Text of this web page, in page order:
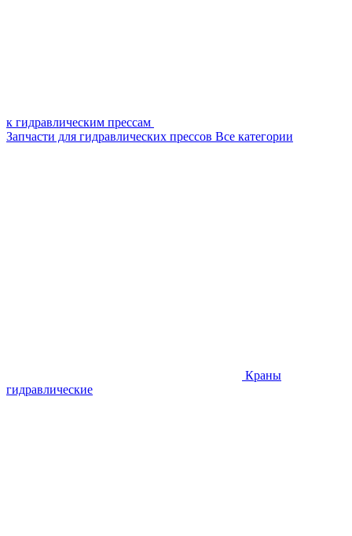
к гидравлическим прессам
Запчасти для гидравлических прессов Все категории
Краны
гидравлические